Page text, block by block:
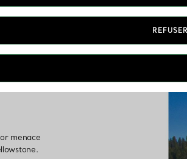
pour hommes Bagues pour
menace